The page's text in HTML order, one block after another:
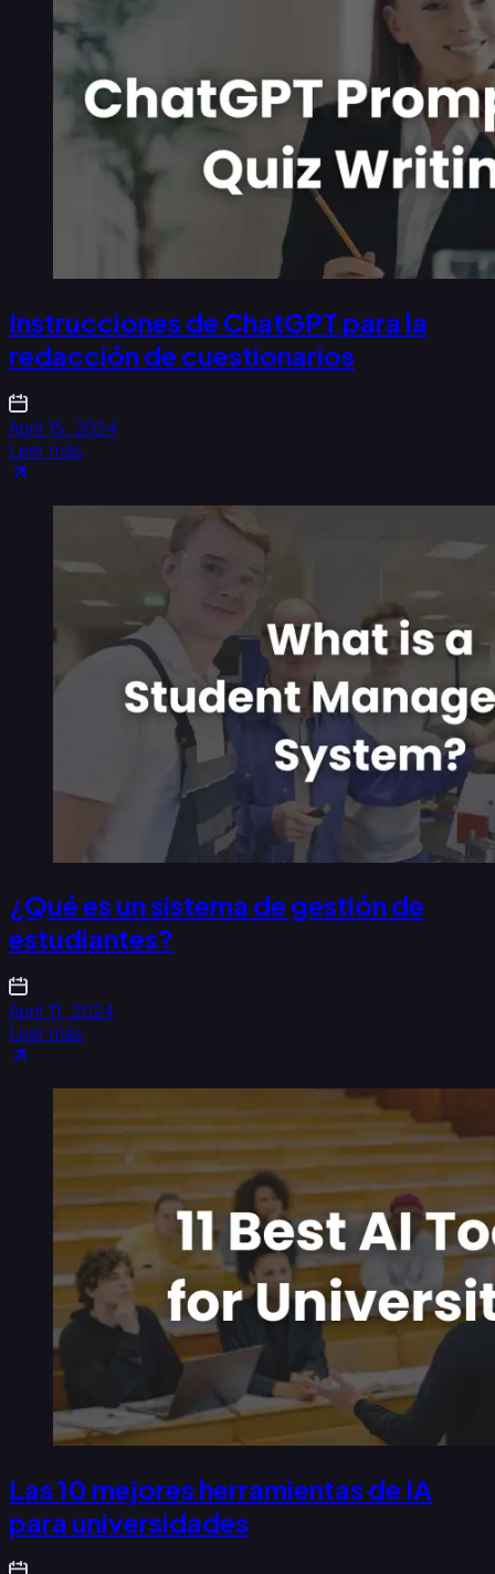
Instrucciones de ChatGPT para la
redacción de cuestionarios
April 15, 2024
Leer más
¿Qué es un sistema de gestión de
estudiantes?
April 11, 2024
Leer más
Las 10 mejores herramientas de IA
para universidades